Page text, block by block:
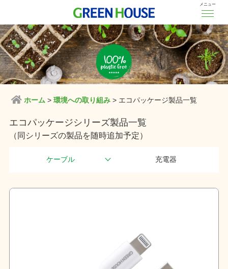
メニュー
ホーム 環境への取り組み エコパッケージ製品一覧
エコパッケージシリーズ製品一覧
（同シリーズの製品を随時追加予定）
ケーブル 充電器